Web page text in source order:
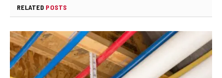
RELATED POSTS